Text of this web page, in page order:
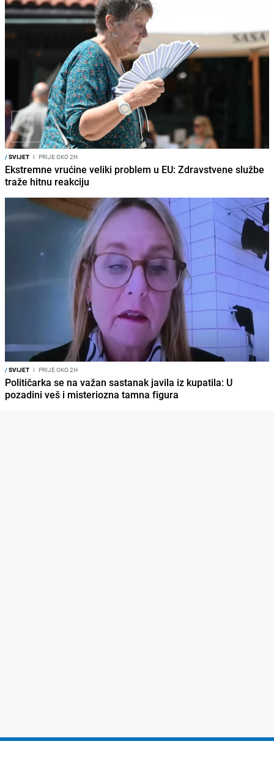
/SVIJET I PRIJE OKO 2H
Ekstremne vrućine veliki problem u EU: Zdravstvene službe
traže hitnu reakciju
/SVIJET I PRIJE OKO 2H
Političarka se na važan sastanak javila iz kupatila: U
pozadini veš i misteriozna tamna figura